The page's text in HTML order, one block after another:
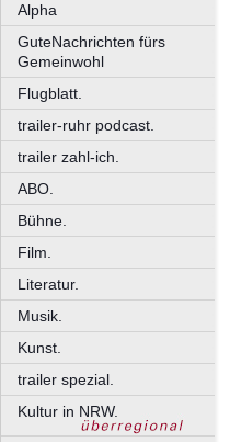
Alpha
GuteNachrichten fürs
Gemeinwohl
Flugblatt.
trailer-ruhr podcast.
trailer zahl-ich.
ABO.
Bühne.
Film.
Literatur.
Musik.
Kunst.
trailer spezial.
Kultur in NRW.